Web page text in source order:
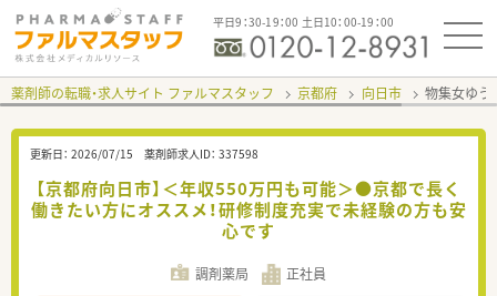
平日9：30-19：00 土日10：00-19：00
薬剤師の転職・求人サイト ファルマスタッフ 京都府 向日市 物集女ゆう
更新日： 2026/07/15 薬剤師求人ID： 337598
【京都府向日市】＜年収550万円も可能＞●京都で長く
働きたい方にオススメ！研修制度充実で未経験の方も安
心です
調剤薬局 正社員